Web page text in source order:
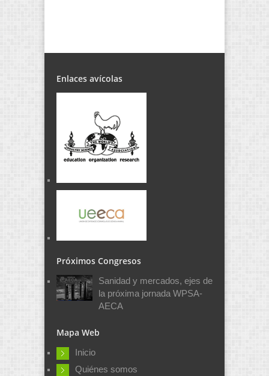
Enlaces avícolas
Próximos Congresos
Sanidad y mercados, ejes de
la próxima jornada WPSA-
AECA
Mapa Web
Inicio
Quiénes somos